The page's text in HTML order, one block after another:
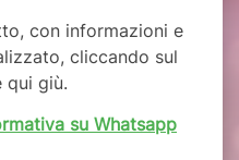
con informazioni e
cliccando sul
qui giù.
su Whatsapp